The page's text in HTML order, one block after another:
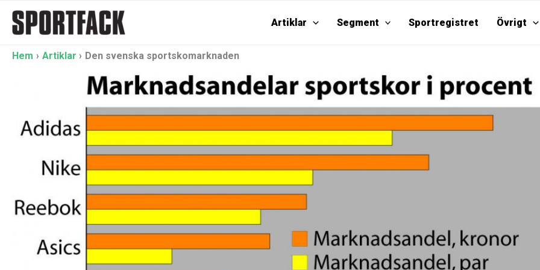
innehåll
Artiklar Segment Sportregistret Övrigt
Hem Artiklar Den svenska sportskomarknaden